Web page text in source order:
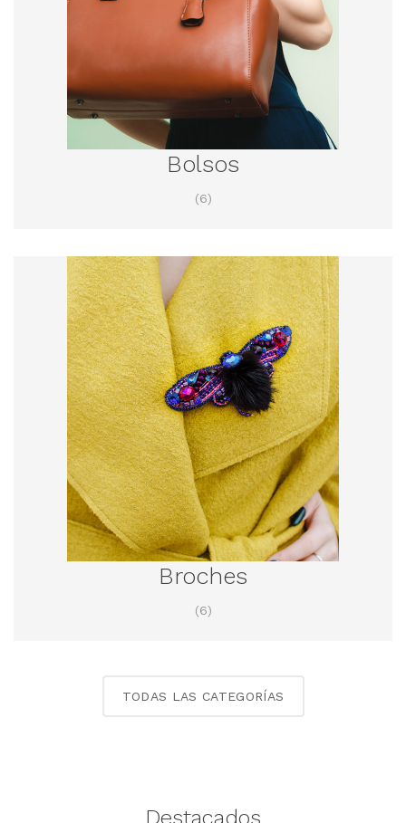
Bolsos
(6)
Broches
(6)
TODAS LAS CATEGORÍAS
Destacados